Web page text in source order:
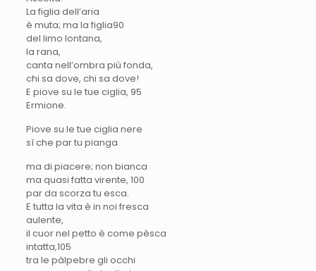
La figlia dell’aria
è muta; ma la figlia90
del limo lontana,
la rana,
canta nell’ombra più fonda,
chi sa dove, chi sa dove!
E piove su le tue ciglia, 95
Ermione.
Piove su le tue ciglia nere
sì che par tu pianga
ma di piacere; non bianca
ma quasi fatta virente, 100
par da scorza tu esca.
E tutta la vita è in noi fresca
aulente,
il cuor nel petto è come pèsca
intatta,105
tra le pàlpebre gli occhi